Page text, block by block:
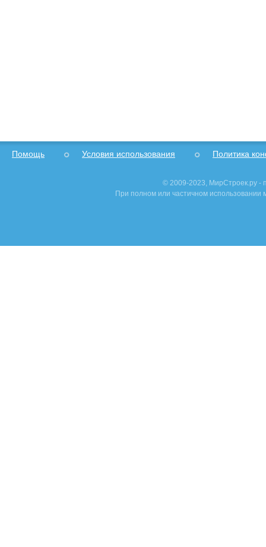
Помощь Условия использования Политика
© 2009-2023, МирСтроек.ру -
При полном или частичном использовании